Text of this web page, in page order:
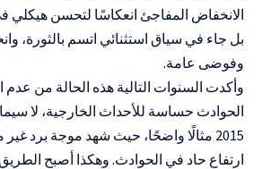
الانخفاض المفاجئ انعكاسًا لتحسن هيكلي
بل جاء في سياق استثنائي اتسم بالثورة،
وفوضى عامة.
وأكدت السنوات التالية هذه الحالة من
الحوادث حساسة للأحداث الخارجية، لا
2015 مثالًا واضحًا، حيث شهد موجة برد
ارتفاع حاد في الحوادث. وهكذا أصبح الطريق